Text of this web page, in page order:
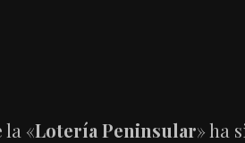
«Lotería Peninsular» ha